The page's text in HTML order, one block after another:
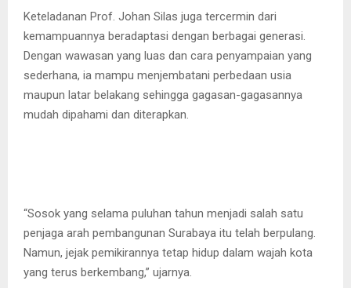
Keteladanan Prof. Johan Silas juga tercermin dari
kemampuannya beradaptasi dengan berbagai generasi.
Dengan wawasan yang luas dan cara penyampaian yang
sederhana, ia mampu menjembatani perbedaan usia
maupun latar belakang sehingga gagasan-gagasannya
mudah dipahami dan diterapkan.
“Sosok yang selama puluhan tahun menjadi salah satu
penjaga arah pembangunan Surabaya itu telah berpulang.
Namun, jejak pemikirannya tetap hidup dalam wajah kota
yang terus berkembang,” ujarnya.